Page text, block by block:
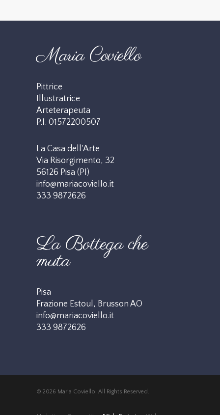
Maria Coviello
Pittrice
Illustratrice
Arteterapeuta
P.I. 01572200507
La Casa dell'Arte
Via Risorgimento, 32
56126 Pisa (PI)
info@mariacoviello.it
333 9872626
La Bottega che
muta
Pisa
Frazione Estoul, Brusson AO
info@mariacoviello.it
333 9872626
© 2026 Maria Coviello. All Rights Reserved.